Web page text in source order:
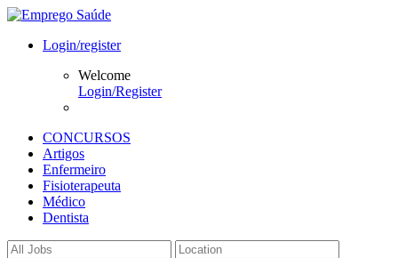
Login/register
Welcome
Login/Register
CONCURSOS
Artigos
Enfermeiro
Fisioterapeuta
Médico
Dentista